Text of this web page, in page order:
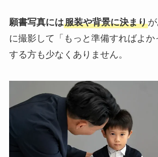
願書写真には服装や背景に決まり
に撮影して 「もっと準備すればよ
する方も少なくありません。